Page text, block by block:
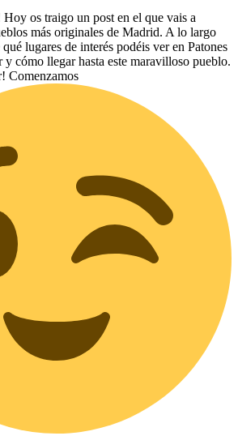
Hoy os traigo un post en el que vais a
más originales de Madrid. A lo largo
lugares de interés podéis ver en Patones
cómo llegar hasta este maravilloso pueblo.
Comenzamos